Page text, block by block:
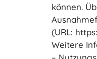
können.
(URL:
Weitere